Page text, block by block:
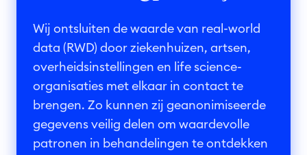
Wij ontsluiten de waarde van real-world
data (RWD) door ziekenhuizen, artsen,
overheidsinstellingen en life science-
organisaties met elkaar in contact te
brengen. Zo kunnen zij geanonimiseerde
gegevens veilig delen om waardevolle
patronen in behandelingen te ontdekken